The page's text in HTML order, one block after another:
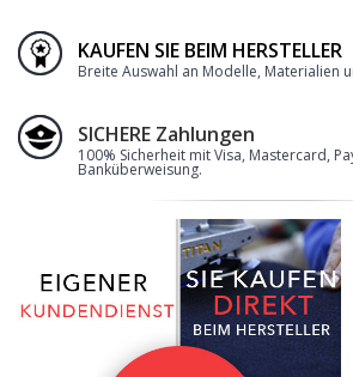
KAUFEN SIE BEIM HERSTELLER
Breite Auswahl an Modelle, Materialien
SICHERE Zahlungen
100% Sicherheit mit Visa, Mastercard,
Banküberweisung.